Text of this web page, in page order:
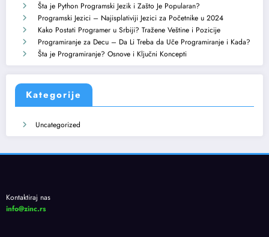
Šta je Python Programski Jezik i Zašto Je Popularan?
Programski Jezici – Najisplativiji Jezici za Početnike u 2024
Kako Postati Programer u Srbiji? Tražene Veštine i Pozicije
Programiranje za Decu – Da Li Treba da Uče Programiranje i Kada?
Šta je Programiranje? Osnove i Ključni Koncepti
Kategorije
Uncategorized
Kontaktiraj nas
info@zinc.rs